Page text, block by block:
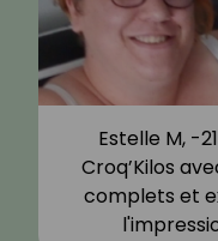
Estelle M, -
Croq’Kilos
complets et